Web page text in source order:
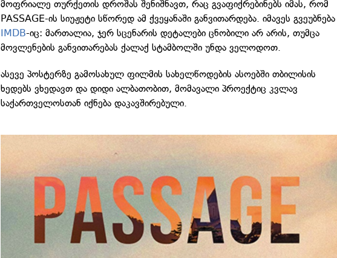
მოფრიალე თურქეთის დროშას შენიშნავთ, რაც გვაფიქრებინებს იმას, რომ
PASSAGE-ის სიუჟეტი სწორედ ამ ქვეყანაში განვითარდება. იმავეს გვეუბნება
IMDB-იც: მართალია, ჯერ სცენარის დეტალები ცნობილი არ არის, თუმცა
მოვლენების განვითარებას ქალაქ სტამბოლში უნდა ველოდოთ.
ასევე პოსტერზე გამოსახულ ფილმის სახელწოდების ასოებში თბილისის
ხედებს ვხედავთ და დიდი ალბათობით, მომავალი პროექტიც კვლავ
საქართველოსთან იქნება დაკავშირებული.